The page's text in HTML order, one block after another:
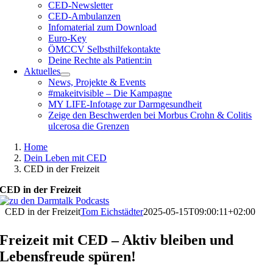
CED-Newsletter
CED-Ambulanzen
Infomaterial zum Download
Euro-Key
ÖMCCV Selbsthilfekontakte
Deine Rechte als Patient:in
Aktuelles
News, Projekte & Events
#makeitvisible – Die Kampagne
MY LIFE-Infotage zur Darmgesundheit
Zeige den Beschwerden bei Morbus Crohn & Colitis
ulcerosa die Grenzen
Home
Dein Leben mit CED
CED in der Freizeit
CED in der Freizeit
CED in der FreizeitTom Eichstädter2025-05-15T09:00:11+02:00
Freizeit mit CED – Aktiv bleiben und
Lebensfreude spüren!